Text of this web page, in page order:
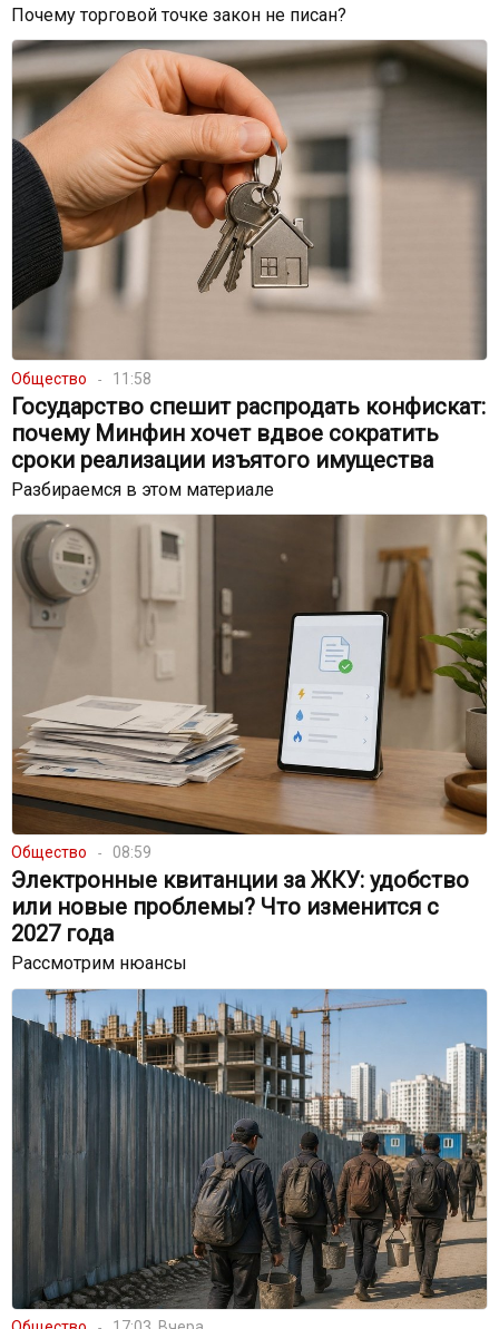
Почему торговой точке закон не писан?
Общество 11:58
Государство спешит распродать конфискат:
почему Минфин хочет вдвое сократить
сроки реализации изъятого имущества
Разбираемся в этом материале
Общество 08:59
Электронные квитанции за ЖКУ: удобство
или новые проблемы? Что изменится с
2027 года
Рассмотрим нюансы